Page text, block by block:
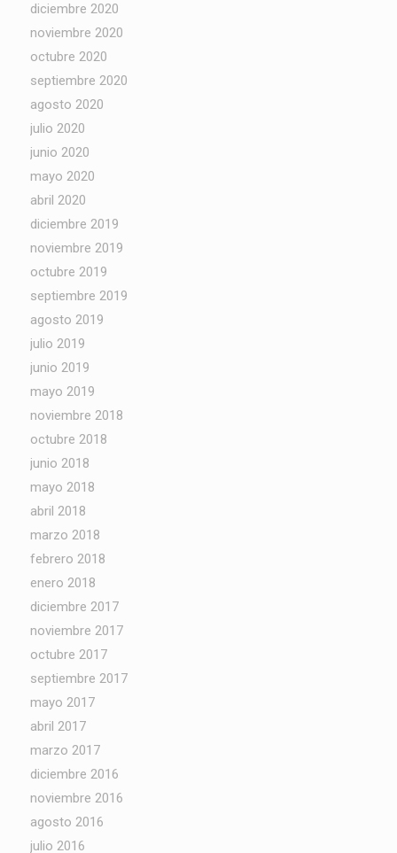
diciembre 2020
noviembre 2020
octubre 2020
septiembre 2020
agosto 2020
julio 2020
junio 2020
mayo 2020
abril 2020
diciembre 2019
noviembre 2019
octubre 2019
septiembre 2019
agosto 2019
julio 2019
junio 2019
mayo 2019
noviembre 2018
octubre 2018
junio 2018
mayo 2018
abril 2018
marzo 2018
febrero 2018
enero 2018
diciembre 2017
noviembre 2017
octubre 2017
septiembre 2017
mayo 2017
abril 2017
marzo 2017
diciembre 2016
noviembre 2016
agosto 2016
julio 2016